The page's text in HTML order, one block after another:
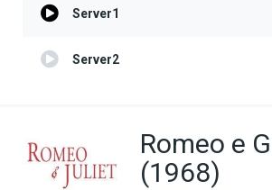
Server1
Server2
Romeo e
(1968)